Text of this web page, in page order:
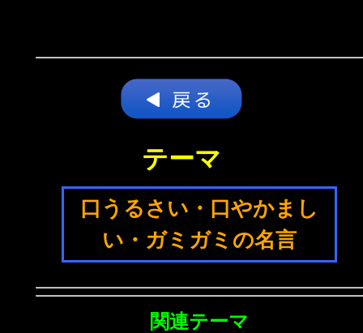
テーマ
口うるさい・口やかまし
い・ガミガミの名言
関連テーマ